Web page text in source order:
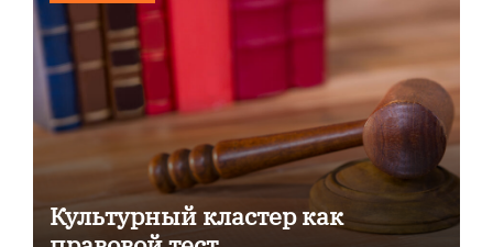
Культурный кластер как